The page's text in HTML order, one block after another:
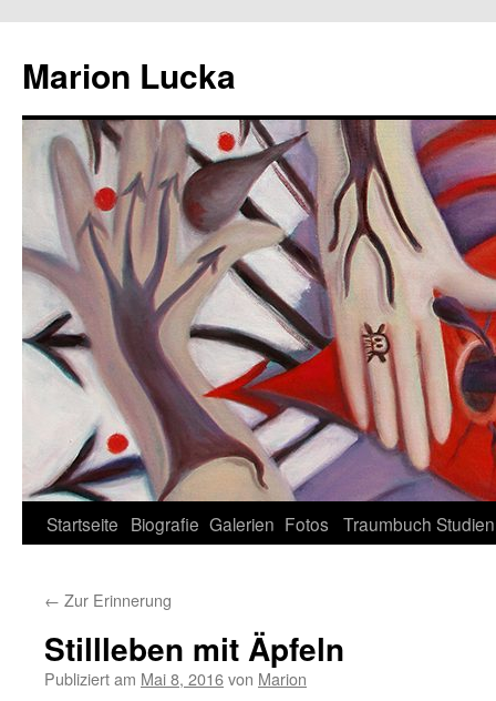
Marion Lucka
Zum
springen
Startseite Biografie Galerien Fotos Traumbuch Studien
← Zur Erinnerung
Stillleben mit Äpfeln
Publiziert am Mai 8, 2016von Marion